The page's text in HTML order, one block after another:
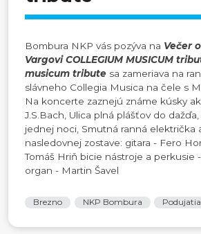
Bombura NKP vás pozýva na Večer
Vargovi COLLEGIUM MUSICUM
musicum tribute sa zameriava na
slávneho Collegia Musica na čele s
Na koncerte zaznejú známe kúsky
J.S.Bach, Ulica plná plášťov do
jednej noci, Smutná ranná električka
nasledovnej zostave: gitara - Fero
Tomáš Hriň bicie nástroje a perkusie
organ - Martin Šavel
Brezno NKP Bombura Podujatia